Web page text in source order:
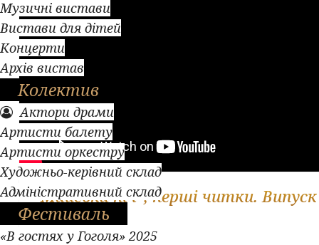
Музичні вистави
Вистави для дітей
Концерти
Архів вистав
Колектив
Актори драми
Артисти балету
Артисти оркестру
Художньо-керівний склад
Адміністративний склад
Фестиваль
«В гостях у Гоголя» 2025
"Майська ніч", перші читки. Випуск
333